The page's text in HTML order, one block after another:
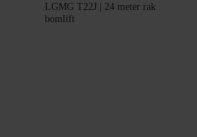
LGMG T22J | 24 meter rak
bomlift